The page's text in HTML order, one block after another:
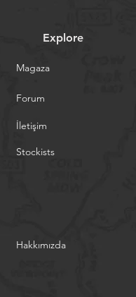
Explore
Magaza
Forum
İletişim
Stockists
Hakkımızda